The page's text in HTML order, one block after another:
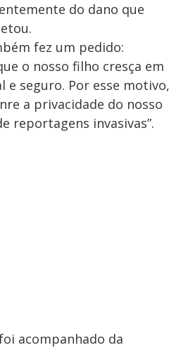
do dano que
fez um pedido:
o nosso filho cresça em
e seguro. Por esse motivo,
a privacidade do nosso
reportagens invasivas”.
acompanhado da